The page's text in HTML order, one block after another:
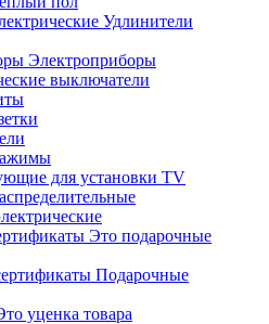
Удлинители
Электроприборы
выключатели
для установки TV
Это подарочные
Подарочные
уценка товара